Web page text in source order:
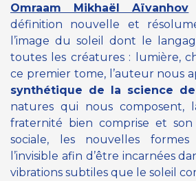
Omraam Mikhaël Aïvanhov
définition nouvelle et
l’image du soleil dont le
toutes les créatures : lumière,
ce premier tome, l’auteur nous
synthétique de la science
natures qui nous composent,
fraternité bien comprise et
sociale, les nouvelles formes
l’invisible afin d’être incarnées
vibrations subtiles que le soleil